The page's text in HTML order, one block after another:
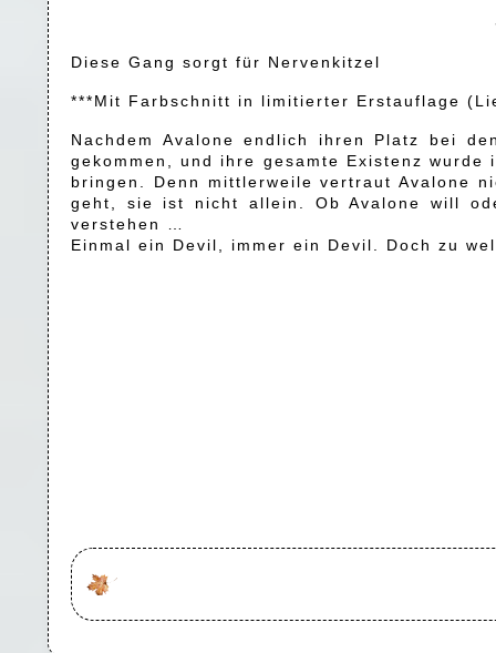
Diese Gang sorgt für Nervenkitzel
***Mit Farbschnitt in limitierter Erstauflage
Nachdem Avalone endlich ihren Platz bei
gekommen, und ihre gesamte Existenz
bringen. Denn mittlerweile vertraut Avalone
geht, sie ist nicht allein. Ob Avalone will
verstehen …
Einmal ein Devil, immer ein Devil. Doch zu